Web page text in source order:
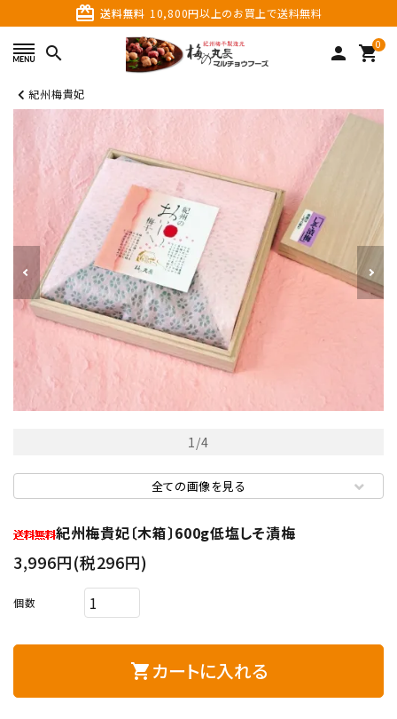
card_giftcard 送料無料 10,800円以上のお買上で送料無料
search person 0
shopping_cart
search
カテゴリーから探す
価格から探す
ご利用ガイド
特定商取引法について
紀州梅貴妃
1/4
全ての画像を見る
紀州梅貴妃〔木箱〕600g低塩しそ漬梅
3,996円(税296円)
個数
shopping_cart カートに入れる